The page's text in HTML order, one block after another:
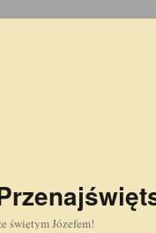
świętym Józefem!